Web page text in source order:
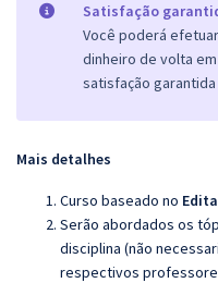
Satisfação
Você poderá
dinheiro de volta
satisfação
Mais detalhes
Curso baseado no
Serão abordados os
disciplina (não
respectivos